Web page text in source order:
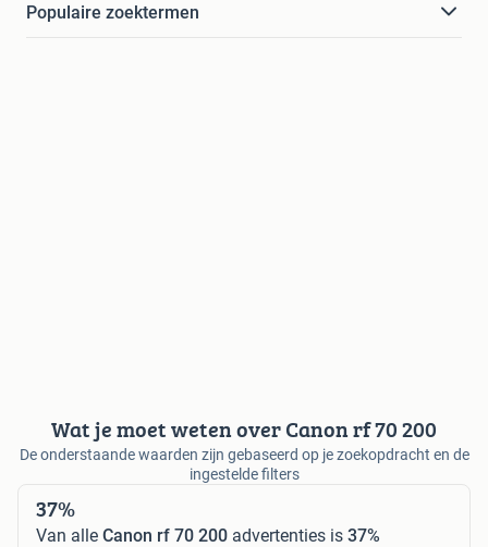
Populaire zoektermen
Wat je moet weten over Canon rf 70 200
De onderstaande waarden zijn gebaseerd op je zoekopdracht en de
ingestelde filters
37%
Van alle Canon rf 70 200 advertenties is 37%